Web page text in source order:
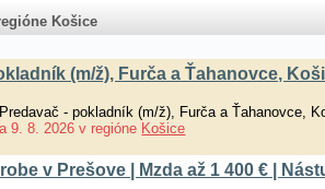
Košice
(m/ž), Furča a Ťahanovce,
- pokladník (m/ž), Furča a Ťahanovce,
9. 8. 2026 v regióne Košice
v Prešove | Mzda až 1 400 € |